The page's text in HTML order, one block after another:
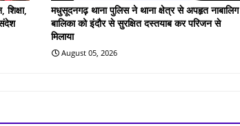
मधुसूदनगढ़ थाना पुलिस ने थाना क्षेत्र से अपहृत नाबालिग
बालिका को इंदौर से सुरक्षित दस्तयाब कर परिजन से
मिलाया
August 05, 2026